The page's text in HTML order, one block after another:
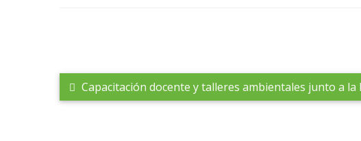
Capacitación docente y talleres ambientales junto a la